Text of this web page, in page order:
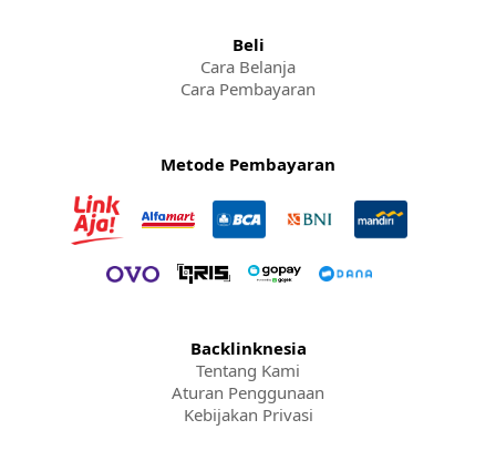
Backlinknesia
Tentang Kami
Aturan Penggunaan
Kebijakan Privasi
Beli
Cara Belanja
Cara Pembayaran
Metode Pembayaran